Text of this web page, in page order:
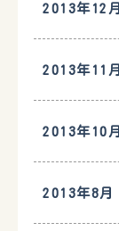
2013年12月
2013年11月
2013年10月
2013年8月